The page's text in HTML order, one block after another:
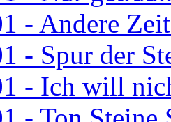
- Andere
- Spur der
- Ich will